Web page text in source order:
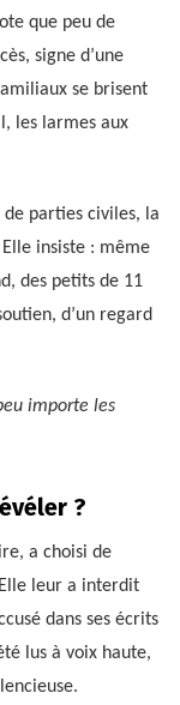
que peu de
signe d’une
se brisent
les larmes aux
de parties civiles, la
insiste : même
des petits de 11
d’un regard
importe les
?
a choisi de
leur a interdit
dans ses écrits
lus à voix haute,